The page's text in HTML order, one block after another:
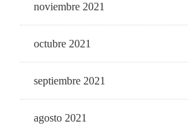
noviembre 2021
octubre 2021
septiembre 2021
agosto 2021